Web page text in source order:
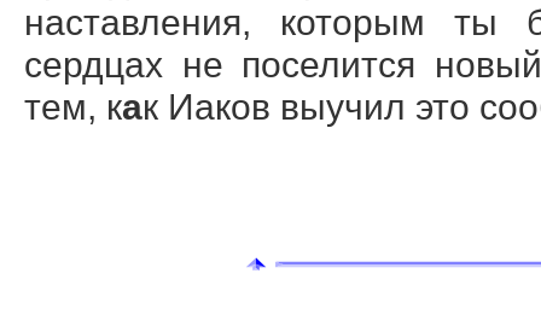
наставления, которым ты
сердцах не поселится
тем, как Иаков выучил это